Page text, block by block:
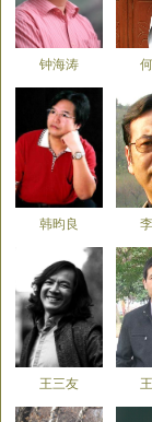
钟海涛
韩昀良
王三友